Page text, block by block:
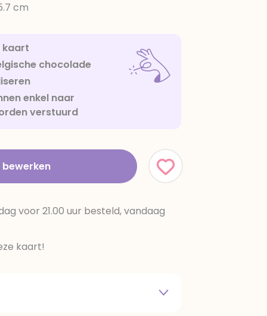
cm
kaart
chocolade
enkel naar
verstuurd
voor 21.00 uur besteld, vandaag
kaart!